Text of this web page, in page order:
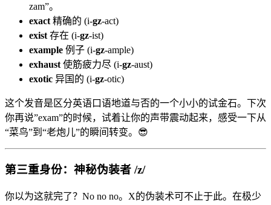
zam”。
exact 精确的 (i-gz-act)
exist 存在 (i-gz-ist)
example 例子 (i-gz-ample)
exhaust 使筋疲力尽 (i-gz-aust)
exotic 异国的 (i-gz-otic)
这个发音是区分英语口语地道与否的一个小小的试金石。下次
你再说”exam”的时候，试着让你的声带震动起来，感受一下从
“菜鸟”到“老炮儿”的瞬间转变。😎
第三重身份：神秘伪装者 /z/
你以为这就完了？No no no。X的伪装术可不止于此。在极少